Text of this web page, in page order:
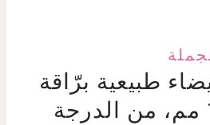
طبيعية برّاقة
بحجم 13*18 مم، من الدرجة